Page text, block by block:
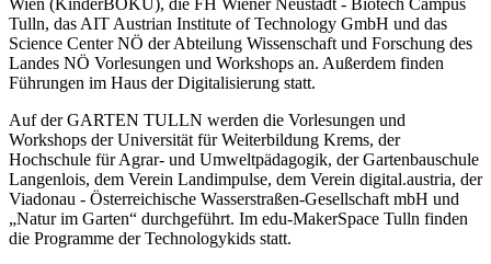
Wien (KinderBOKU), die FH Wiener Neustadt - Biotech Campus
Tulln, das AIT Austrian Institute of Technology GmbH und das
Science Center NÖ der Abteilung Wissenschaft und Forschung des
Landes NÖ Vorlesungen und Workshops an. Außerdem finden
Führungen im Haus der Digitalisierung statt.
Auf der GARTEN TULLN werden die Vorlesungen und
Workshops der Universität für Weiterbildung Krems, der
Hochschule für Agrar- und Umweltpädagogik, der Gartenbauschule
Langenlois, dem Verein Landimpulse, dem Verein digital.austria, der
Viadonau - Österreichische Wasserstraßen-Gesellschaft mbH und
„Natur im Garten“ durchgeführt. Im edu-MakerSpace Tulln finden
die Programme der Technologykids statt.